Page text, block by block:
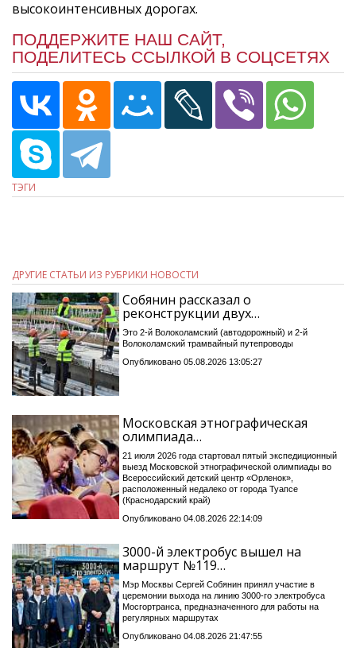
высокоинтенсивных дорогах.
ПОДДЕРЖИТЕ НАШ САЙТ,
ПОДЕЛИТЕСЬ ССЫЛКОЙ В СОЦСЕТЯХ
ТЭГИ
ДРУГИЕ СТАТЬИ ИЗ РУБРИКИ НОВОСТИ
Собянин рассказал о
реконструкции двух…
Это 2-й Волоколамский (автодорожный) и 2-й
Волоколамский трамвайный путепроводы
Опубликовано 05.08.2026 13:05:27
Московская этнографическая
олимпиада…
21 июля 2026 года стартовал пятый экспедиционный
выезд Московской этнографической олимпиады во
Всероссийский детский центр «Орленок»,
расположенный недалеко от города Туапсе
(Краснодарский край)
Опубликовано 04.08.2026 22:14:09
3000-й электробус вышел на
маршрут №119…
Мэр Москвы Сергей Собянин принял участие в
церемонии выхода на линию 3000-го электробуса
Мосгортранса, предназначенного для работы на
регулярных маршрутах
Опубликовано 04.08.2026 21:47:55